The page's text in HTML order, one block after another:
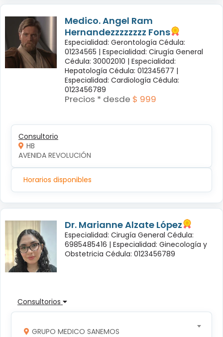
Medico. Angel Ram
Hernandezzzzzzzz Fons
Especialidad: Gerontología Cédula:
01234565 | Especialidad: Cirugía General
Cédula: 30002010 | Especialidad:
Hepatología Cédula: 012345677 |
Especialidad: Cardiología Cédula:
0123456789
Precios * desde $ 999
Consultorio
HB
AVENIDA REVOLUCIÓN
Horarios disponibles
Dr. Marianne Alzate López
Especialidad: Cirugía General Cédula:
6985485416 | Especialidad: Ginecología y
Obstetricia Cédula: 0123456789
Consultorios
GRUPO MEDICO SANEMOS